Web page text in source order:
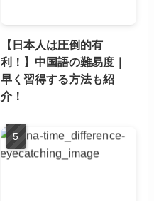
【日本人は圧倒的有
利！】中国語の難易度｜
早く習得する方法も紹
介！